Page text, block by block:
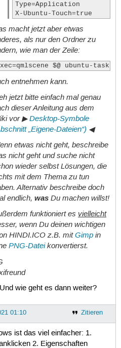
Type=Application
X-Ubuntu-Touch=true
macht jetzt aber etwas
als nur den Ordner zu
wie man der Zeile:
$@ ubuntu-
entnehmen kann.
jetzt bitte einfach malgenau
dieser Anleitung aus dem
vor ▶Desktop-Symbole
„Eigene-Dateien“) ◀
etwas nicht geht, beschreibe
nicht geht und suche nicht
wieder selbst Lösungen, die
mit dem Thema zu tun
Alternativ beschreibe doch
endlich, wasDu machen willst!
funktioniert es vielleicht
wenn Du deinen wichtigen
HINDI.ICO z.B. mitGimpin
PNG-Dateikonvertierst.
wie geht es dann weiter?
Zitieren
01:10
ist das viel einfacher: 1.
2. Eigenschaften